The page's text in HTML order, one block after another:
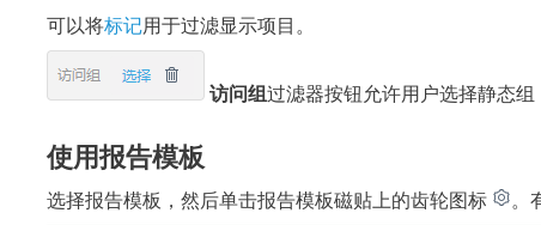
可以将标记用于过滤显示项目。
访问组过滤器按钮允许用户选择静态
使用报告模板
选择报告模板，然后单击报告模板磁贴上的齿轮图标
。